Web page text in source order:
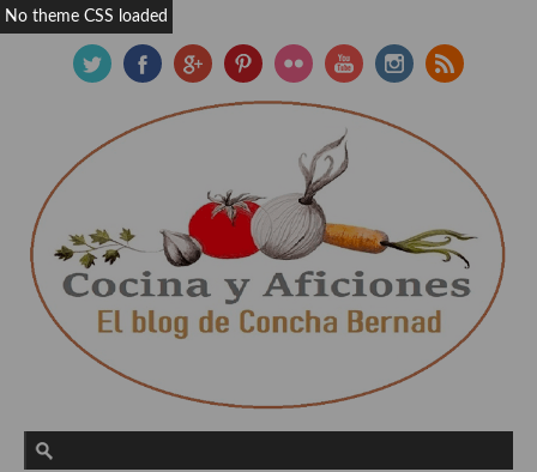
No theme CSS loaded